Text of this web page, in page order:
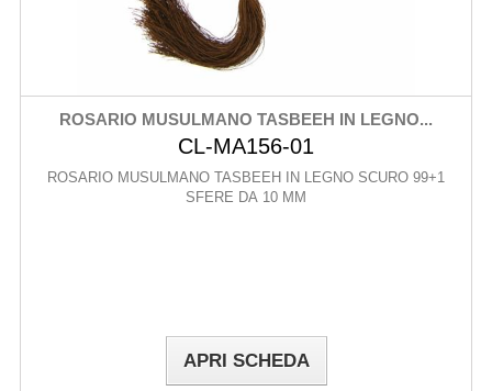
ROSARIO MUSULMANO TASBEEH IN LEGNO...
CL-MA156-01
ROSARIO MUSULMANO TASBEEH IN LEGNO SCURO 99+1
SFERE DA 10 MM
APRI SCHEDA